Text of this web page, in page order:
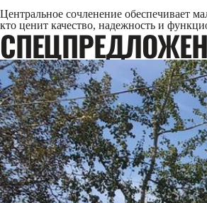
Центральное сочленение обеспечивает
кто ценит качество, надежность и